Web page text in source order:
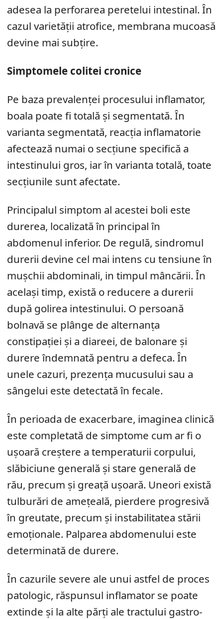
adesea la perforarea peretelui intestinal. În
cazul varietății atrofice, membrana mucoasă
devine mai subțire.
Simptomele colitei cronice
Pe baza prevalenței procesului inflamator,
boala poate fi totală și segmentată. În
varianta segmentată, reacția inflamatorie
afectează numai o secțiune specifică a
intestinului gros, iar în varianta totală, toate
secțiunile sunt afectate.
Principalul simptom al acestei boli este
durerea, localizată în principal în
abdomenul inferior. De regulă, sindromul
durerii devine cel mai intens cu tensiune în
mușchii abdominali, in timpul mâncării. În
același timp, există o reducere a durerii
după golirea intestinului. O persoană
bolnavă se plânge de alternanța
constipației și a diareei, de balonare și
durere îndemnată pentru a defeca. În
unele cazuri, prezența mucusului sau a
sângelui este detectată în fecale.
În perioada de exacerbare, imaginea clinică
este completată de simptome cum ar fi o
ușoară creștere a temperaturii corpului,
slăbiciune generală și stare generală de
rău, precum și greață ușoară. Uneori există
tulburări de amețeală, pierdere progresivă
în greutate, precum și instabilitatea stării
emoționale. Palparea abdomenului este
determinată de durere.
În cazurile severe ale unui astfel de proces
patologic, răspunsul inflamator se poate
extinde și la alte părți ale tractului gastro-